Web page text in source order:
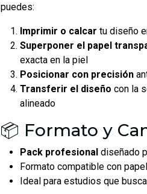
puedes:
Imprimir o calcar tu diseño
Superponer el papel
exacta en la piel
Posicionar con precisión
Transferir el diseño con la
alineado
📦 Formato y
Pack profesional diseñado
Formato compatible con
Ideal para estudios que